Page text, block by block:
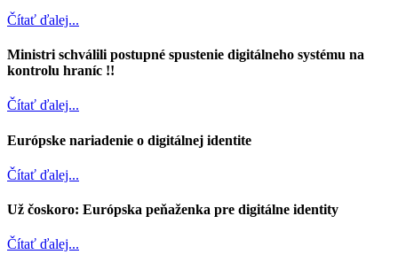
Čítať ďalej...
Ministri schválili postupné spustenie digitálneho systému na
kontrolu hraníc !!
Čítať ďalej...
Európske nariadenie o digitálnej identite
Čítať ďalej...
Už čoskoro: Európska peňaženka pre digitálne identity
Čítať ďalej...